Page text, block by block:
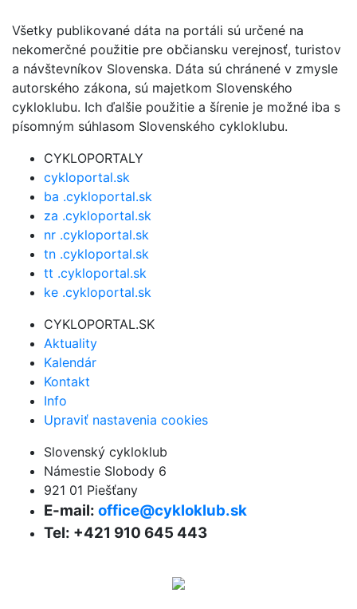
Všetky publikované dáta na portáli sú určené na
nekomerčné použitie pre občiansku verejnosť, turistov
a návštevníkov Slovenska. Dáta sú chránené v zmysle
autorského zákona, sú majetkom Slovenského
cykloklubu. Ich ďalšie použitie a šírenie je možné iba s
písomným súhlasom Slovenského cykloklubu.
CYKLOPORTALY
cykloportal.sk
ba .cykloportal.sk
za .cykloportal.sk
nr .cykloportal.sk
tn .cykloportal.sk
tt .cykloportal.sk
ke .cykloportal.sk
CYKLOPORTAL.SK
Aktuality
Kalendár
Kontakt
Info
Upraviť nastavenia cookies
Slovenský cykloklub
Námestie Slobody 6
921 01 Piešťany
E-mail: office@cykloklub.sk
Tel: +421 910 645 443